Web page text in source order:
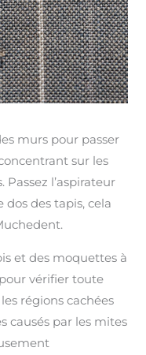
murs pour passer
sur les
l’aspirateur
des tapis, cela
et des moquettes à
vérifier toute
régions cachées
causés par les mites